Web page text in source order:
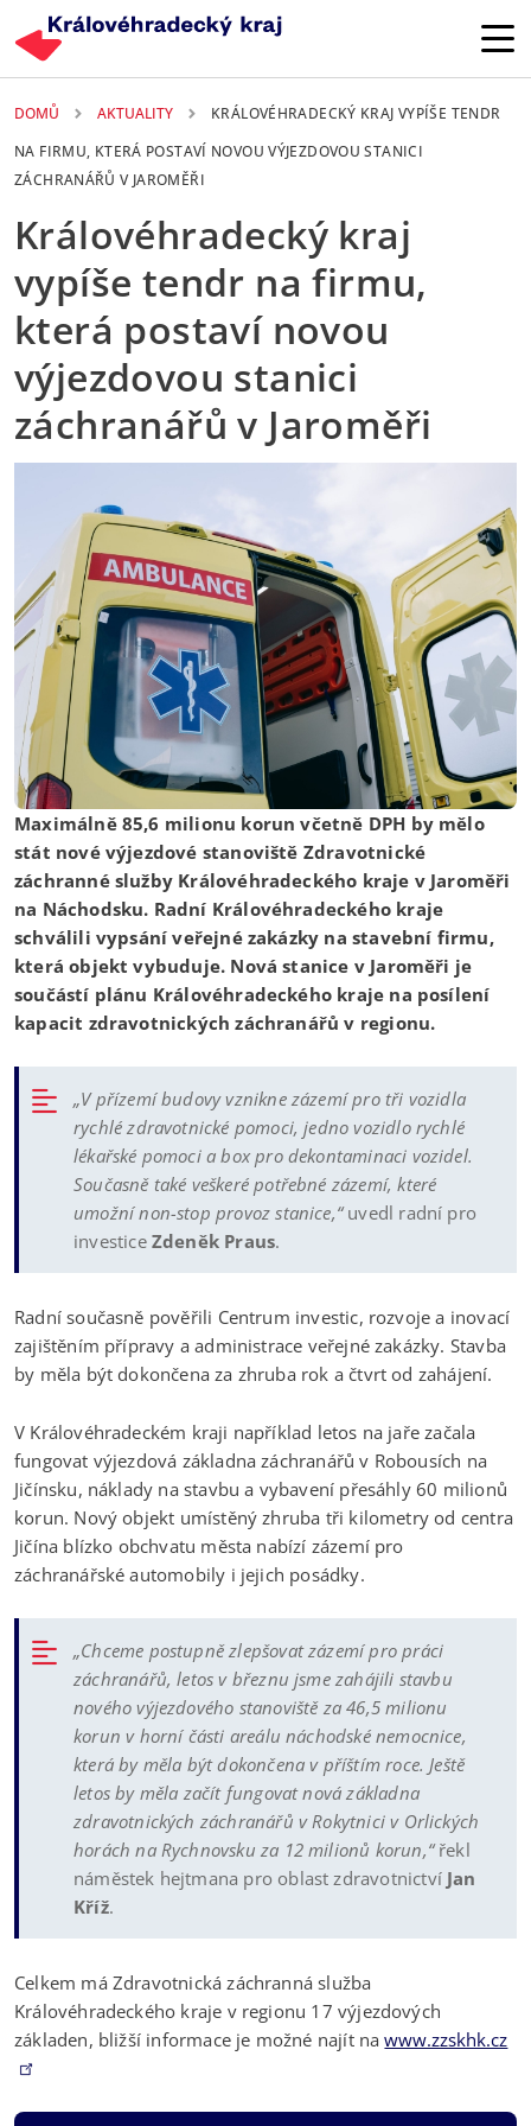
DOMŮ AKTUALITY
KRÁLOVÉHRADECKÝ KRAJ VYPÍŠE TENDR
NA FIRMU, KTERÁ POSTAVÍ NOVOU VÝJEZDOVOU STANICI
ZÁCHRANÁŘŮ V JAROMĚŘI
Královéhradecký kraj
vypíše tendr na firmu,
která postaví novou
výjezdovou stanici
záchranářů v Jaroměři
25. 05. 2026
Maximálně 85,6 milionu korun včetně DPH by mělo
stát nové výjezdové stanoviště Zdravotnické
záchranné služby Královéhradeckého kraje v Jaroměři
na Náchodsku. Radní Královéhradeckého kraje
schválili vypsání veřejné zakázky na stavební firmu,
která objekt vybuduje. Nová stanice v Jaroměři je
součástí plánu Královéhradeckého kraje na posílení
kapacit zdravotnických záchranářů v regionu.
„V přízemí budovy vznikne zázemí pro tři vozidla
rychlé zdravotnické pomoci, jedno vozidlo rychlé
lékařské pomoci a box pro dekontaminaci vozidel.
Současně také veškeré potřebné zázemí, které
umožní non-stop provoz stanice,“uvedl radní pro
investiceZdeněk Praus.
Radní současně pověřili Centrum investic, rozvoje a inovací
zajištěním přípravy a administrace veřejné zakázky. Stavba
by měla být dokončena za zhruba rok a čtvrt od zahájení.
V Královéhradeckém kraji například letos na jaře začala
fungovat výjezdová základna záchranářů v Robousích na
Jičínsku, náklady na stavbu a vybavení přesáhly 60 milionů
korun. Nový objekt umístěný zhruba tři kilometry od centra
Jičína blízko obchvatu města nabízí zázemí pro
záchranářské automobily i jejich posádky.
„Chceme postupně zlepšovat zázemí pro práci
záchranářů, letos v březnu jsme zahájili stavbu
nového výjezdového stanoviště za 46,5 milionu
korun v horní části areálu náchodské nemocnice,
která by měla být dokončena v příštím roce. Ještě
letos by měla začít fungovat nová základna
zdravotnických záchranářů v Rokytnici v Orlických
horách na Rychnovsku za 12 milionů korun,“řekl
náměstek hejtmana pro oblast zdravotnictví Jan
Kříž.
Celkem má Zdravotnická záchranná služba
Královéhradeckého kraje v regionu 17 výjezdových
základen, bližší informace je možné najít nawww.zzskhk.cz